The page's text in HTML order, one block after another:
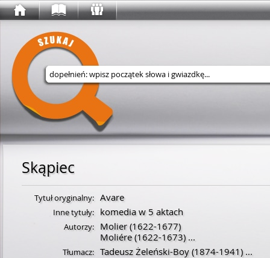
Wyszukaj w serwisie
Skąpiec
Tytuł oryginalny: Avare
Inne tytuły: komedia w 5 aktach
Autorzy: Molier (1622-1677)
Moliére(1622-1673)...
Tłumacz: Tadeusz Żeleński-Boy (1874-1941)...